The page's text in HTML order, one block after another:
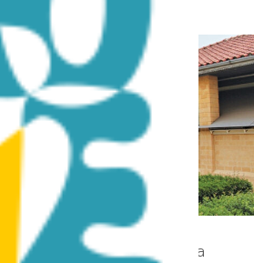
Wyzwoleńczej
rezydencji arcybiskupa